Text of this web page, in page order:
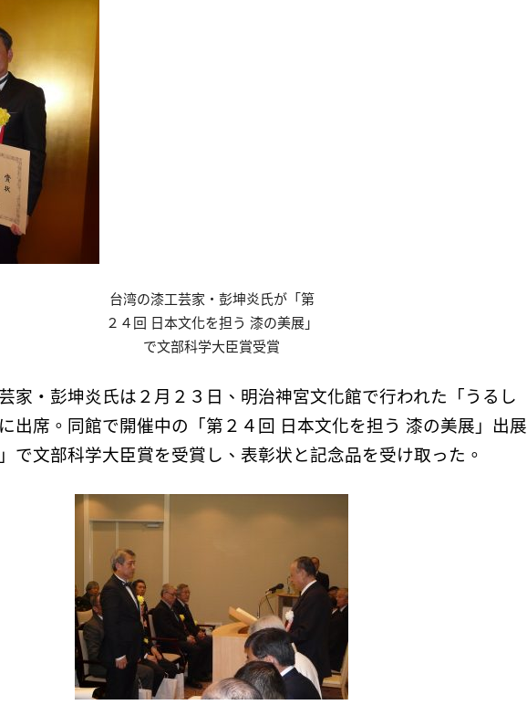
台湾の漆工芸家・彭坤炎氏が「第
２４回 日本文化を担う 漆の美展」
で文部科学大臣賞受賞
家・彭坤炎氏は２月２３日、明治神宮文化館で行われた 「うるし
出席。同館で開催中の 「第２４回 日本文化を担う 漆の美展」出展
で文部科学大臣賞を受賞し、表彰状と記念品を受け取った。